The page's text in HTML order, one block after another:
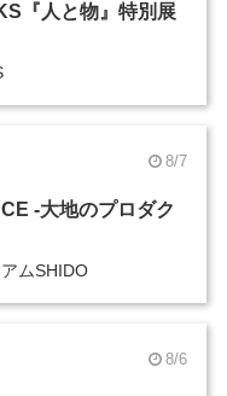
『人と物』特別展
8/7
-大地のプロダク
ムSHIDO
8/6